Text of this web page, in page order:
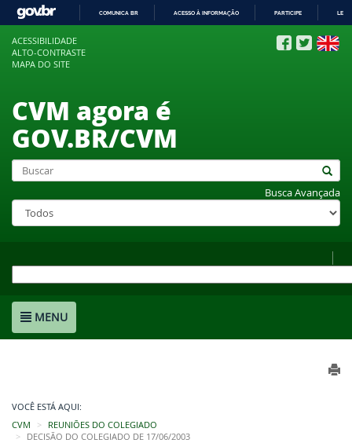
COMUNICA BR ACESSO À INFORMAÇÃO PARTICIPE
ACESSIBILIDADE
ALTO-CONTRASTE
MAPA DO SITE
CVM agora é
GOV.BR/CVM
Busca Avançada
MENU
VOCÊ ESTÁ AQUI:
CVM
REUNIÕES DO COLEGIADO
DECISÃO DO COLEGIADO DE 17/06/2003